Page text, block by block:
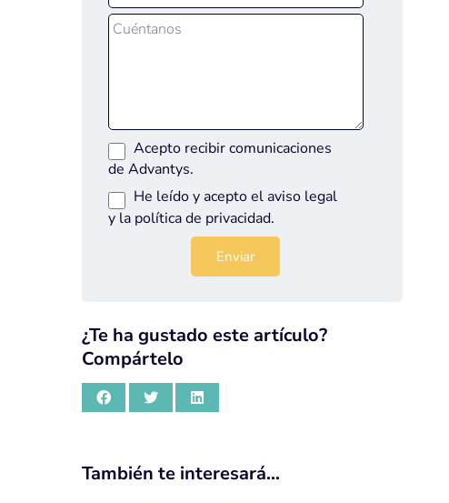
Acepto recibir comunicaciones
de Advantys.
He leído y acepto el aviso legal
y la política de privacidad.
¿Te ha gustado este artículo?
Compártelo
También te interesará…